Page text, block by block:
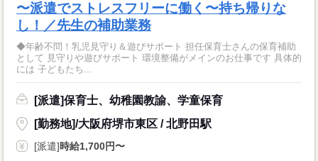
〜派遣でストレスフリーに働く〜持ち帰りな
し！／先生の補助業務
◆年齢不問！乳児見守り＆遊びサポート 担任保育士さんの保育補助
として 見守りや遊びサポート 環境整備がメインのお仕事です 具体的
には 子どもたち...
[派遣]保育士、幼稚園教諭、学童保育
[勤務地]/大阪府堺市東区 / 北野田駅
[派遣]時給1,700円〜